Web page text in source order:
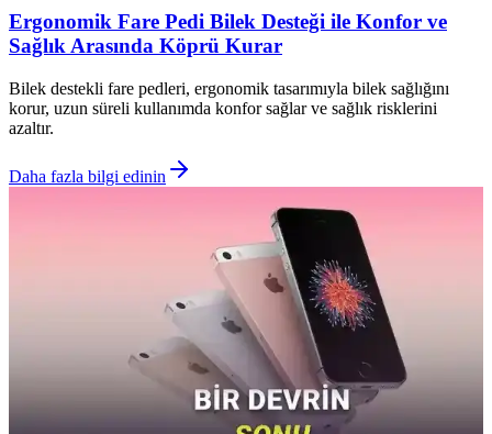
Ergonomik Fare Pedi Bilek Desteği ile Konfor ve
Sağlık Arasında Köprü Kurar
Bilek destekli fare pedleri, ergonomik tasarımıyla bilek sağlığını
korur, uzun süreli kullanımda konfor sağlar ve sağlık risklerini
azaltır.
Daha fazla bilgi edinin